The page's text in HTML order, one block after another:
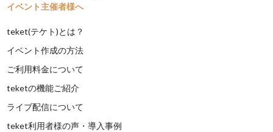
イベント主催者様へ
teket(テケト)とは？
イベント作成の方法
ご利用料金について
teketの機能ご紹介
ライブ配信について
teket利用者様の声・導入事例